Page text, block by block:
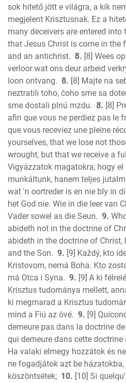
sok hitető jött e világra, a kik
megjelent Krisztusnak. Ez a
many deceivers are entered
that Jesus Christ is come in the
and an antichrist. 8. [8] Wees
verloor wat ons deur arbeid
loon ontvang. 8. [8] Majte na
neztratili toho, čoho sme sa
sme dostali plnú mzdu. 8. [8]
afin que vous ne perdiez pas le
que vous receviez une pleine
yourselves, that we lose not
wrought, but that we receive a
Vigyázzatok magatokra, hogy
munkáltunk, hanem teljes
wat 'n oortreder is en nie bly in
het God nie. Wie in die leer van
Vader sowel as die Seun. 9.
abideth not in the doctrine of
abideth in the doctrine of Christ,
and the Son. 9. [9] Každý, kto
Kristovom, nemá Boha. Kto
má Otca i Syna. 9. [9] A ki
Krisztus tudománya mellett,
ki megmarad a Krisztus
mind a Fiú az övé. 9. [9]
demeure pas dans la doctrine
qui demeure dans cette doctrine
Ha valaki elmegy hozzátok és
ne fogadjátok azt be házatokba,
köszöntsétek; 10. [10] Si